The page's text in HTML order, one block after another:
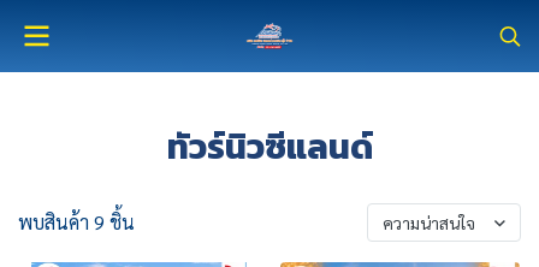
ทัวร์นิวซีแลนด์
พบสินค้า 9 ชิ้น ความน่าสนใจ